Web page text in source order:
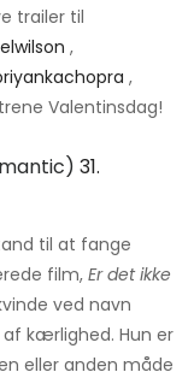
trailer til
,
,
Valentinsdag!
31.
til at fange
film, Er det ikke
ved navn
af kærlighed. Hun er
eller anden måde